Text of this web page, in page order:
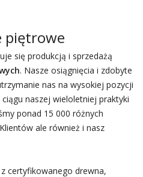
piętrowe
się produkcją i sprzedażą
. Nasze osiągnięcia i zdobyte
nas na wysokiej pozycji
naszej wieloletniej praktyki
ponad 15 000 różnych
ale również i nasz
certyfikowanego drewna,